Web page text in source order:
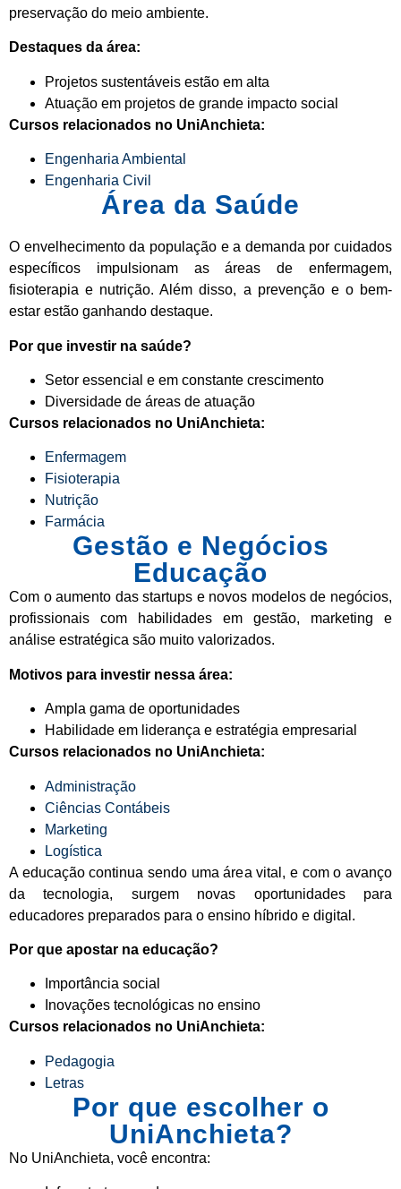
preservação do meio ambiente.
Destaques da área:
Projetos sustentáveis estão em alta
Atuação em projetos de grande impacto social
Cursos relacionados no UniAnchieta:
Engenharia Ambiental
Engenharia Civil
Área da Saúde
O envelhecimento da população e a demanda por cuidados
específicos impulsionam as áreas de enfermagem,
fisioterapia e nutrição. Além disso, a prevenção e o bem-
estar estão ganhando destaque.
Por que investir na saúde?
Setor essencial e em constante crescimento
Diversidade de áreas de atuação
Cursos relacionados no UniAnchieta:
Enfermagem
Fisioterapia
Nutrição
Farmácia
Gestão e Negócios
Educação
Com o aumento das startups e novos modelos de negócios,
profissionais com habilidades em gestão, marketing e
análise estratégica são muito valorizados.
Motivos para investir nessa área:
Ampla gama de oportunidades
Habilidade em liderança e estratégia empresarial
Cursos relacionados no UniAnchieta:
Administração
Ciências Contábeis
Marketing
Logística
A educação continua sendo uma área vital, e com o avanço
da tecnologia, surgem novas oportunidades para
educadores preparados para o ensino híbrido e digital.
Por que apostar na educação?
Importância social
Inovações tecnológicas no ensino
Cursos relacionados no UniAnchieta:
Pedagogia
Letras
Por que escolher o
UniAnchieta?
No UniAnchieta, você encontra: